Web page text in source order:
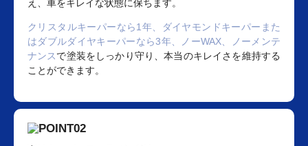
え、車をキレイな状態に保ちます。
クリスタルキーパーなら1年、ダイヤモンドキーパーまた
はダブルダイヤキーパーなら3年、ノーWAX、ノーメンテ
ナンスで塗装をしっかり守り、本当のキレイさを維持する
ことができます。